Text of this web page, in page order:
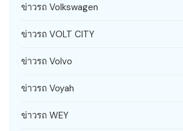
ข่าวรถ Volkswagen
ข่าวรถ VOLT CITY
ข่าวรถ Volvo
ข่าวรถ Voyah
ข่าวรถ WEY